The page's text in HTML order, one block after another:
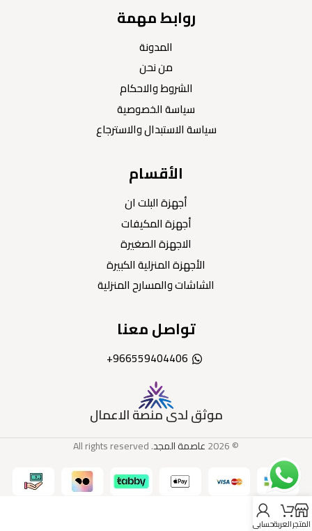
روابط مهمة
المدونة
من نحن
الشروط والاحكام
سياسة الخصوصية
سياسة الاستبدال والاسترجاع
الأقسام
أجهزة البلت ان
أجهزة المكيفات
الاجهزة الصغيرة
الأجهزة المنزلية الكبيرة
الشاشات والمسارح المنزلية
تواصل معنا
966559404406+
موثق لدى منصة الاعمال
© 2026 عاصمة المجد. All rights reserved
المتجرالعربةحسابي